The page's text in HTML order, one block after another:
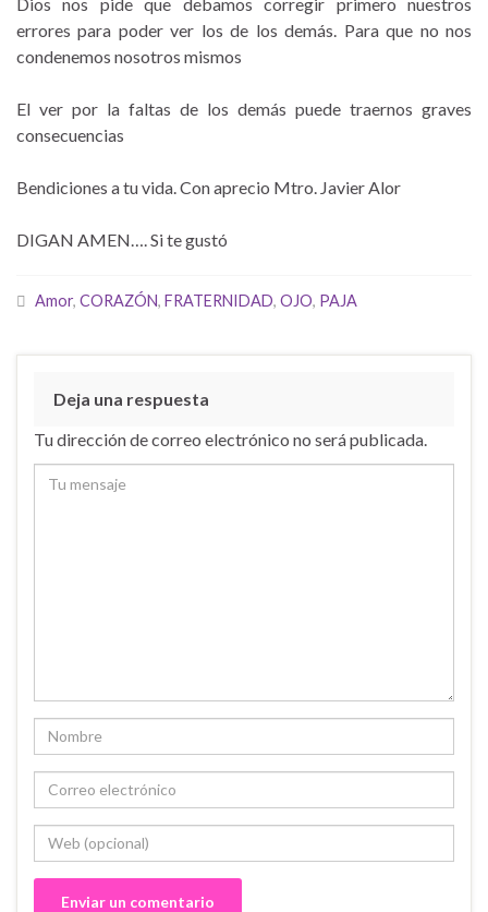
errores para poder ver los de los demás. Para que no nos
condenemos nosotros mismos
El ver por la faltas de los demás puede traernos graves
consecuencias
Bendiciones a tu vida. Con aprecio Mtro. Javier Alor
DIGAN AMEN…. Si te gustó
Amor, CORAZÓN, FRATERNIDAD, OJO, PAJA
Deja una respuesta
Tu dirección de correo electrónico no será publicada.